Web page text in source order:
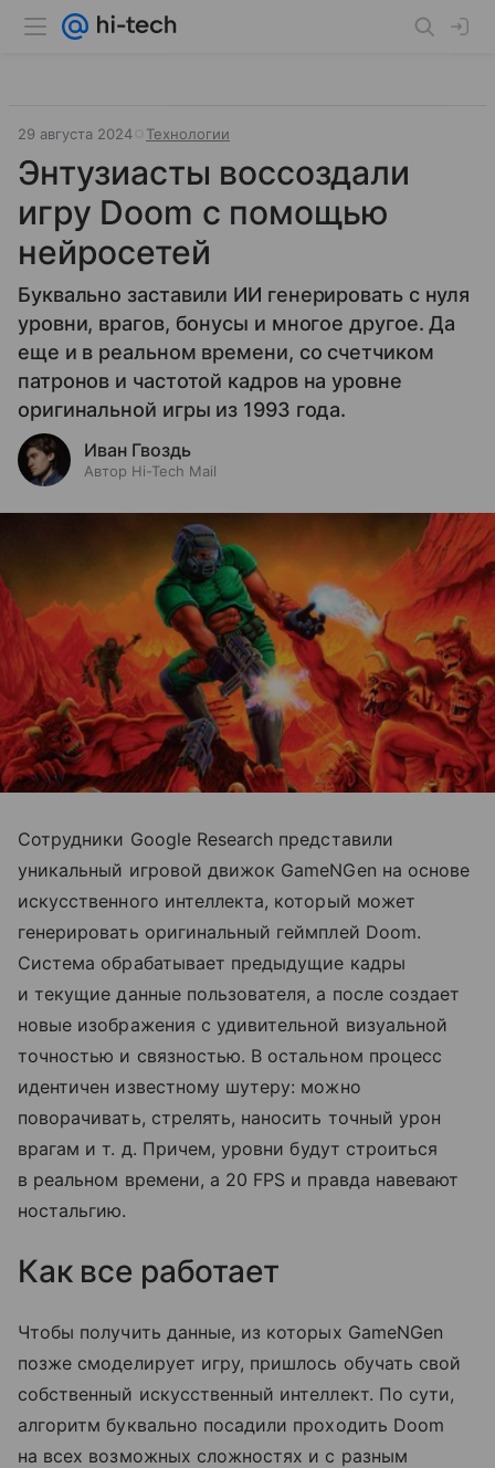
29 августа 2024 Технологии
Энтузиасты воссоздали
игру Doom с помощью
нейросетей
Буквально заставили ИИ генерировать с нуля
уровни, врагов, бонусы и многое другое. Да
еще и в реальном времени, со счетчиком
патронов и частотой кадров на уровне
оригинальной игры из 1993 года.
Иван Гвоздь
Автор Hi-Tech Mail
Сотрудники Google Research представили
уникальный игровой движок GameNGen на основе
искусственного интеллекта, который может
генерировать оригинальный геймплей Doom.
Система обрабатывает предыдущие кадры
и текущие данные пользователя, а после создает
новые изображения с удивительной визуальной
точностью и связностью. В остальном процесс
идентичен известному шутеру: можно
поворачивать, стрелять, наносить точный урон
врагам и т. д. Причем, уровни будут строиться
в реальном времени, а 20 FPS и правда навевают
ностальгию.
Как все работает
Чтобы получить данные, из которых GameNGen
позже смоделирует игру, пришлось обучать свой
собственный искусственный интеллект. По сути,
алгоритм буквально посадили проходить Doom
на всех возможных сложностях и с разным